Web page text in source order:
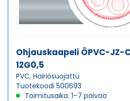
Ohjauskaapeli ÖPVC-JZ-
12G0,5
PVC, Häiriösuojattu
Tuotekoodi 500693
Toimitusaika: 1–7 päivää